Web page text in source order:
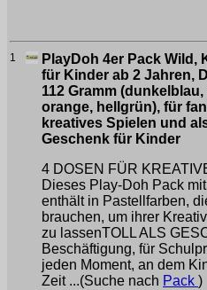
1
PlayDoh 4er Pack Wild,
für Kinder ab 2 Jahren,
112 Gramm
orange, hellgrün), für
kreatives Spielen und
Geschenk für Kinder
4 DOSEN FÜR
Dieses Play-Doh Pack
enthält in Pastellfarben,
brauchen, um ihrer
zu lassenTOLL ALS
Beschäftigung, für
jeden Moment, an dem
Zeit ...(Suche nach Pack )